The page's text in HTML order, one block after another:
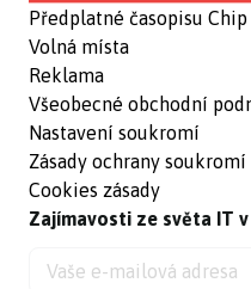
Předplatné časopisu Chip
Volná místa
Reklama
Všeobecné obchodní
Nastavení soukromí
Zásady ochrany soukromí
Cookies zásady
Zajímavosti ze světa IT